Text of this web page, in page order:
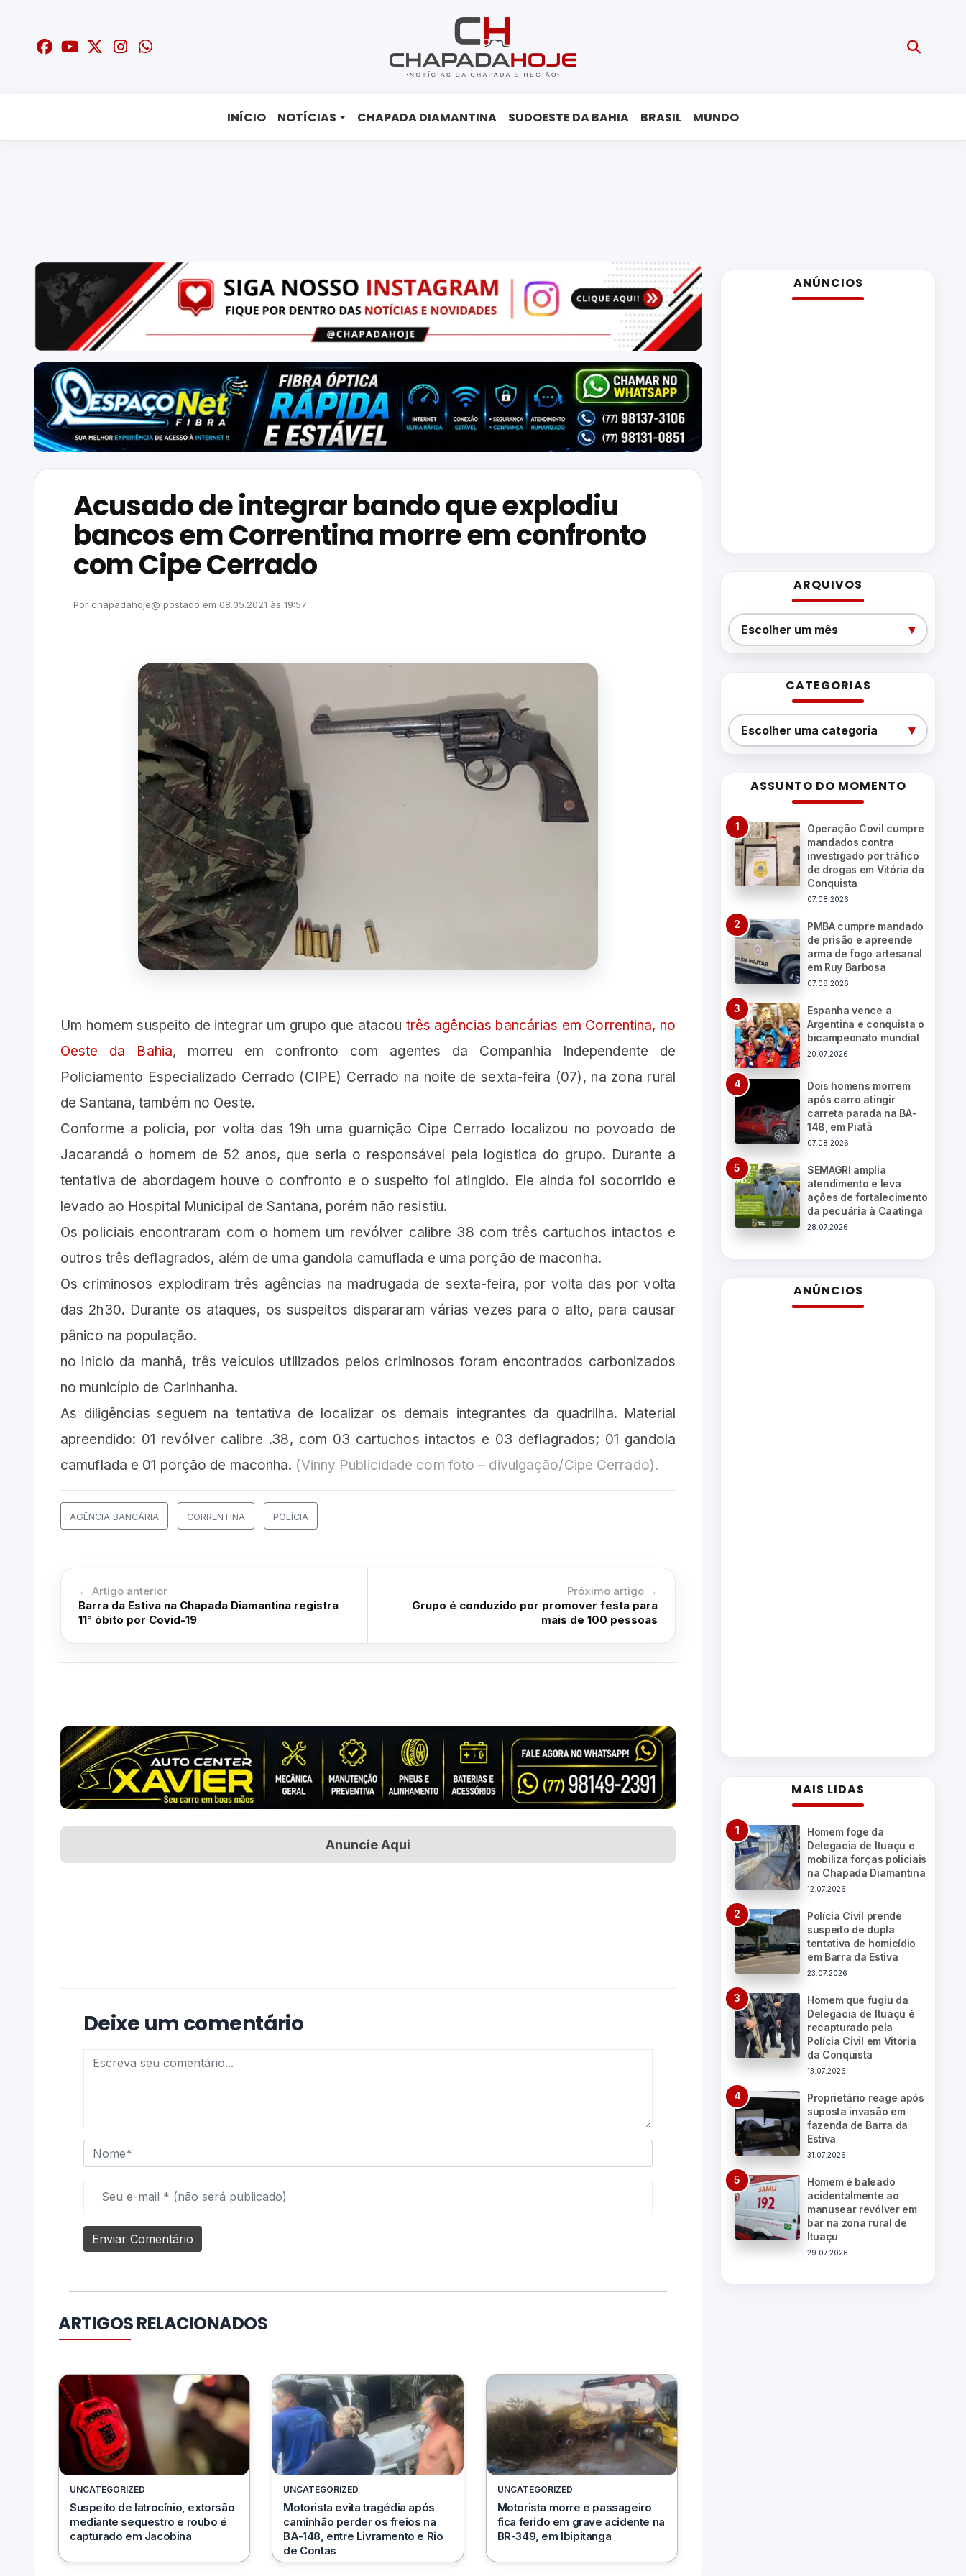
INÍCIO NOTÍCIAS CHAPADA DIAMANTINA SUDOESTE DA BAHIA BRASIL MUNDO
Acusado de integrar bando que explodiu
bancos em Correntina morre em confronto
com Cipe Cerrado
Por chapadahoje@ postado em 08.05.2021 às 19:57
Um homem suspeito de integrar um grupo que atacou três agências bancárias em Correntina, no
Oeste da Bahia, morreu em confronto com agentes da Companhia Independente de
Policiamento Especializado Cerrado (CIPE) Cerrado na noite de sexta-feira (07), na zona rural
de Santana, também no Oeste.
Conforme a polícia, por volta das 19h uma guarnição Cipe Cerrado localizou no povoado de
Jacarandá o homem de 52 anos, que seria o responsável pela logística do grupo. Durante a
tentativa de abordagem houve o confronto e o suspeito foi atingido. Ele ainda foi socorrido e
levado ao Hospital Municipal de Santana, porém não resistiu.
Os policiais encontraram com o homem um revólver calibre 38 com três cartuchos intactos e
outros três deflagrados, além de uma gandola camuflada e uma porção de maconha.
Os criminosos explodiram três agências na madrugada de sexta-feira, por volta das por volta
das 2h30. Durante os ataques, os suspeitos dispararam várias vezes para o alto, para causar
pânico na população.
no início da manhã, três veículos utilizados pelos criminosos foram encontrados carbonizados
no município de Carinhanha.
As diligências seguem na tentativa de localizar os demais integrantes da quadrilha. Material
apreendido: 01 revólver calibre .38, com 03 cartuchos intactos e 03 deflagrados; 01 gandola
camuflada e 01 porção de maconha. (Vinny Publicidade com foto – divulgação/Cipe Cerrado).
AGÊNCIA BANCÁRIA CORRENTINA POLÍCIA
← Artigo anterior
Barra da Estiva na Chapada Diamantina registra
11° óbito por Covid-19
Próximo artigo →
Grupo é conduzido por promover festa para
mais de 100 pessoas
Anuncie Aqui
Deixe um comentário
ARTIGOS RELACIONADOS
UNCATEGORIZED
Suspeito de latrocínio, extorsão
mediante sequestro e roubo é
capturado em Jacobina
UNCATEGORIZED
Motorista evita tragédia após
caminhão perder os freios na
BA-148, entre Livramento e Rio
de Contas
UNCATEGORIZED
Motorista morre e passageiro
fica ferido em grave acidente na
BR-349, em Ibipitanga
ANÚNCIOS
ARQUIVOS
Arquivos
Escolher um mês ▾
CATEGORIAS
Categorias
Escolher uma categoria ▾
ASSUNTO DO MOMENTO
Operação Covil cumpre
mandados contra
investigado por tráfico
de drogas em Vitória da
Conquista
07.08.2026
PMBA cumpre mandado
de prisão e apreende
arma de fogo artesanal
em Ruy Barbosa
07.08.2026
Espanha vence a
Argentina e conquista o
bicampeonato mundial
20.07.2026
Dois homens morrem
após carro atingir
carreta parada na BA-
148, em Piatã
07.08.2026
SEMAGRI amplia
atendimento e leva
ações de fortalecimento
da pecuária à Caatinga
28.07.2026
ANÚNCIOS
MAIS LIDAS
Homem foge da
Delegacia de Ituaçu e
mobiliza forças policiais
na Chapada Diamantina
12.07.2026
Polícia Civil prende
suspeito de dupla
tentativa de homicídio
em Barra da Estiva
23.07.2026
Homem que fugiu da
Delegacia de Ituaçu é
recapturado pela
Polícia Civil em Vitória
da Conquista
13.07.2026
Proprietário reage após
suposta invasão em
fazenda de Barra da
Estiva
31.07.2026
Homem é baleado
acidentalmente ao
manusear revólver em
bar na zona rural de
Ituaçu
29.07.2026